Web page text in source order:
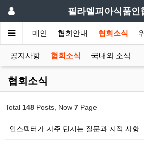
필라델피아식품인
메인 협회안내 협회소식
공지사항 협회소식 국내외 소식
협회소식
Total 148 Posts, Now 7 Page
인스펙터가 자주 던지는 질문과 지적 사항